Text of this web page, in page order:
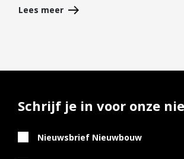
Lees meer
Schrijf je in voor onze
Nieuwsbrief Nieuwbouw